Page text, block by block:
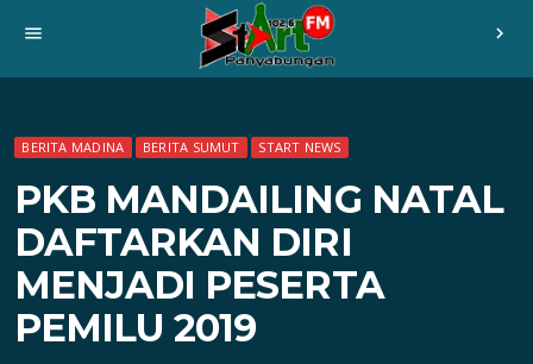
menu chevron_right
BERITA MADINA BERITA SUMUT START NEWS
PKB MANDAILING NATAL
DAFTARKAN DIRI
MENJADI PESERTA
PEMILU 2019